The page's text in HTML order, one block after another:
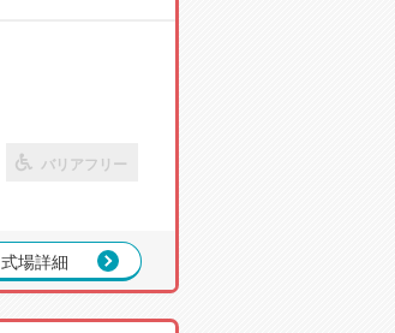
バリアフリー
式場詳細